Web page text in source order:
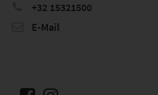
+32 15321500
E-Mail